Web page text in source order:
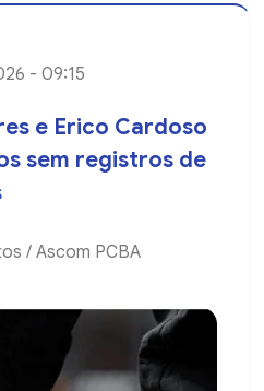
- 09:15
e Erico Cardoso
sem registros de
/ Ascom PCBA